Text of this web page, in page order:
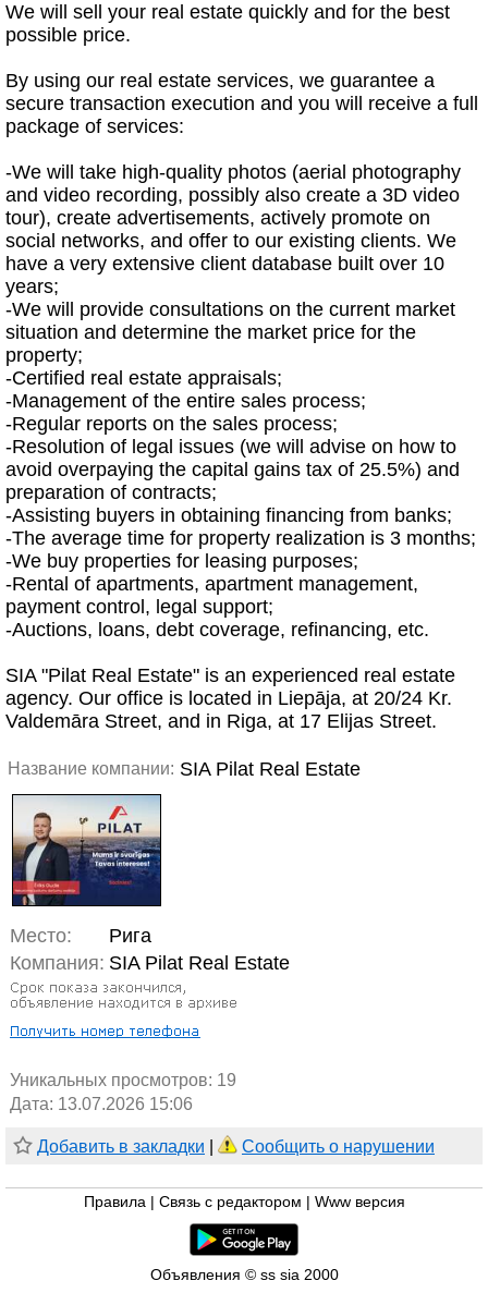
We will sell your real estate quickly and for the best
possible price.
By using our real estate services, we guarantee a
secure transaction execution and you will receive a full
package of services:
-We will take high-quality photos (aerial photography
and video recording, possibly also create a 3D video
tour), create advertisements, actively promote on
social networks, and offer to our existing clients. We
have a very extensive client database built over 10
years;
-We will provide consultations on the current market
situation and determine the market price for the
property;
-Certified real estate appraisals;
-Management of the entire sales process;
-Regular reports on the sales process;
-Resolution of legal issues (we will advise on how to
avoid overpaying the capital gains tax of 25.5%) and
preparation of contracts;
-Assisting buyers in obtaining financing from banks;
-The average time for property realization is 3 months;
-We buy properties for leasing purposes;
-Rental of apartments, apartment management,
payment control, legal support;
-Auctions, loans, debt coverage, refinancing, etc.
SIA "Pilat Real Estate" is an experienced real estate
agency. Our office is located in Liepāja, at 20/24 Kr.
Valdemāra Street, and in Riga, at 17 Elijas Street.
Название компании: SIA Pilat Real Estate
Место:
Рига
Компания: SIA Pilat Real Estate
Уникальных просмотров: 19
Дата: 13.07.2026 15:06
Добавить в закладки Сообщить о нарушении
Правила Связь с редактором Www версия
Объявления © ss sia 2000